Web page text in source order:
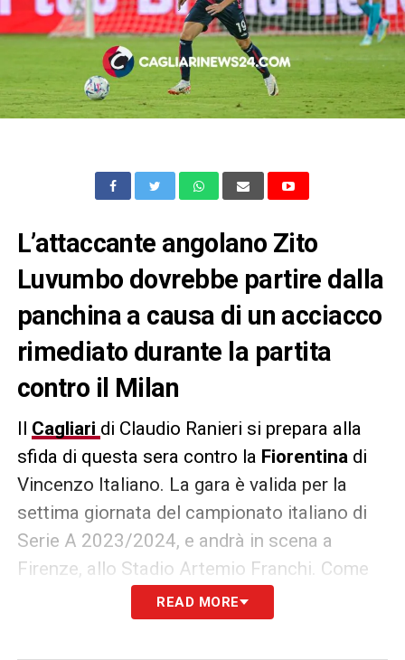
L’attaccante angolano Zito
Luvumbo dovrebbe partire dalla
panchina a causa di un acciacco
rimediato durante la partita
contro il Milan
Il Cagliari di Claudio Ranieri si prepara alla
sfida di questa sera contro la Fiorentina di
Vincenzo Italiano. La gara è valida per la
settima giornata del campionato italiano di
Serie A 2023/2024, e andrà in scena a
Firenze, allo Stadio Artemio Franchi. Come
riportato da La Gazzetta dello Sport
nell’edizione di questa mattina, 2 ottobre,
READ MORE